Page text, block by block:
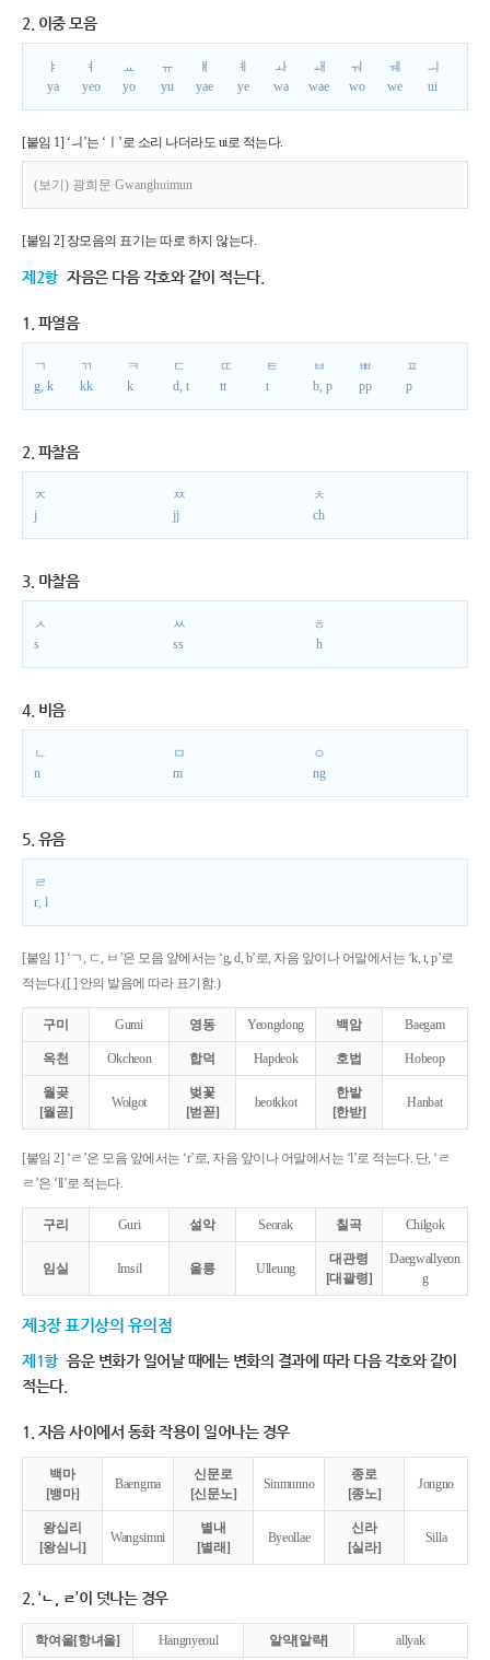
2. 이중 모음
ㅑ
ya
ㅕ
yeo
ㅛ
yo
ㅠ
yu
ㅒ
yae
ㅖ
ye
ㅘ
wa
ㅙ
wae
ㅝ
wo
ㅞ
we
ㅢ
ui
[붙임 1] ‘ㅢ’는 ‘ㅣ’로 소리 나더라도 ui로 적는다.
(보기) 광희문 Gwanghuimun
[붙임 2] 장모음의 표기는 따로 하지 않는다.
제2항 자음은 다음 각호와 같이 적는다.
1. 파열음
ㄱ
g, k
ㄲ
kk
ㅋ
k
ㄷ
d, t
ㄸ
tt
ㅌ
t
ㅂ
b, p
ㅃ
pp
ㅍ
p
2. 파찰음
ㅈ
j
ㅉ
jj
ㅊ
ch
3. 마찰음
ㅅ
s
ㅆ
ss
ㅎ
h
4. 비음
ㄴ
n
ㅁ
m
ㅇ
ng
5. 유음
ㄹ
r, l
[붙임 1] ‘ㄱ, ㄷ, ㅂ’은 모음 앞에서는 ‘g, d, b’로, 자음 앞이나 어말에서는 ‘k, t, p’로
적는다.([ ] 안의 발음에 따라 표기함.)
구미 Gumi 영동 Yeongdong 백암 Baegam
옥천 Okcheon 합덕 Hapdeok 호법 Hobeop
월곶
[월곧]
Wolgot
벚꽃
[벋꼳]
beotkkot
한밭
[한받]
Hanbat
[붙임 2] ‘ㄹ’은 모음 앞에서는 ‘r’로, 자음 앞이나 어말에서는 ‘l’로 적는다. 단, ‘ㄹ
ㄹ’은 ‘ll’로 적는다.
구리 Guri 설악 Seorak 칠곡 Chilgok
임실 Imsil 울릉 Ulleung
대관령
[대괄령]
Daegwallyeon
g
제3장 표기상의 유의점
제1항 음운 변화가 일어날 때에는 변화의 결과에 따라 다음 각호와 같이
적는다.
1. 자음 사이에서 동화 작용이 일어나는 경우
백마
[뱅마]
Baengma
신문로
[신문노]
Sinmunno
종로
[종노]
Jongno
왕십리
[왕심니]
Wangsimni
별내
[별래]
Byeollae
신라
[실라]
Silla
2. ‘ㄴ, ㄹ’이 덧나는 경우
학여울[항녀울] Hangnyeoul 알약[알략] allyak